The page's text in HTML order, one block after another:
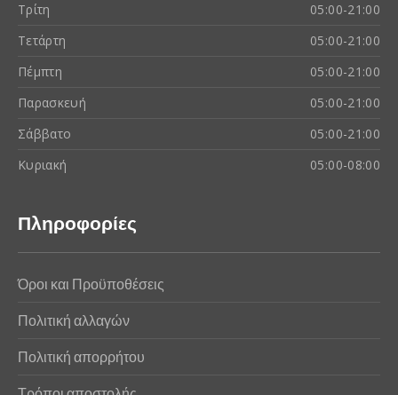
Τρίτη
05:00-21:00
Τετάρτη
05:00-21:00
Πέμπτη
05:00-21:00
Παρασκευή
05:00-21:00
Σάββατο
05:00-21:00
Κυριακή
05:00-08:00
Πληροφορίες
Όροι και Προϋποθέσεις
Πολιτική αλλαγών
Πολιτική απορρήτου